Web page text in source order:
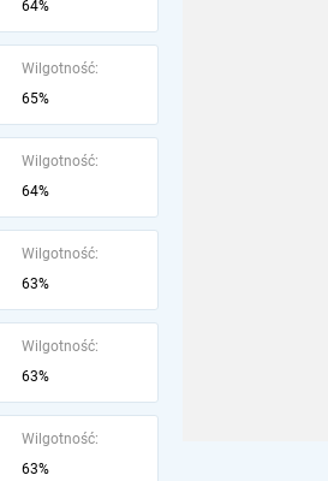
64%
Wilgotność:
65%
Wilgotność:
64%
Wilgotność:
63%
Wilgotność:
63%
Wilgotność:
63%